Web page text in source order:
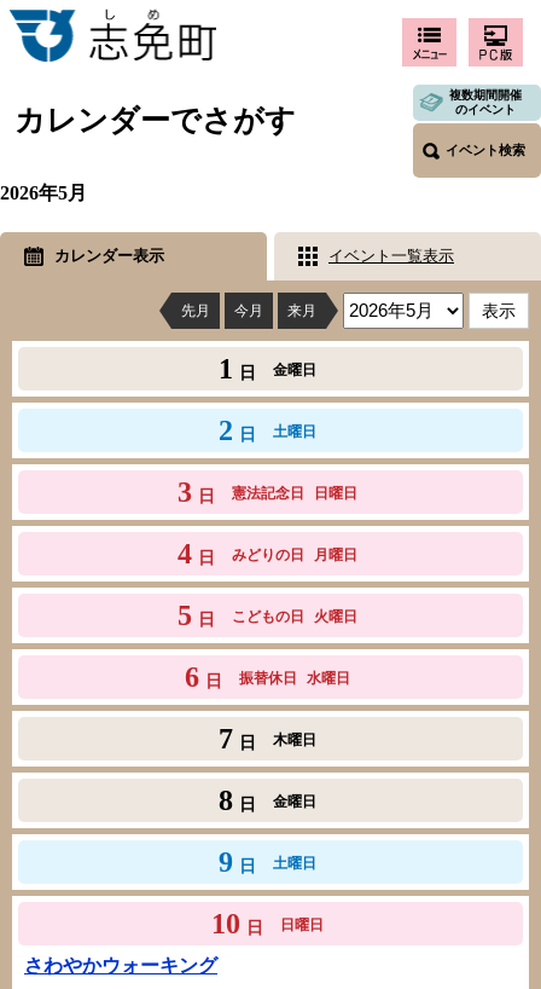
カレンダーでさがす
複数期間開催
のイベント
イベント検索
2026年5月
カレンダー表示 イベント一覧表示
先月 今月 来月
1 日 金曜日
2 日 土曜日
3 日 憲法記念日 日曜日
4 日 みどりの日 月曜日
5 日 こどもの日 火曜日
6 日 振替休日 水曜日
7 日 木曜日
8 日 金曜日
9 日 土曜日
10 日 日曜日
さわやかウォーキング